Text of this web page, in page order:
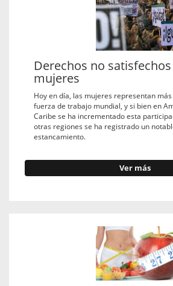
Derechos no
mujeres
Hoy en día, las mujeres representan más
fuerza de trabajo mundial, y si bien en
Caribe se ha incrementado esta
otras regiones se ha registrado un
estancamiento.
Ver más